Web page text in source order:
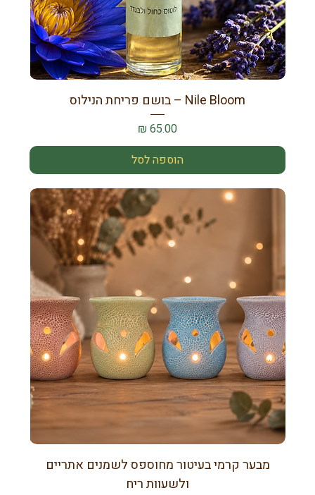
Nile Bloom – בושם פריחת הנילוס
מחיר
הוספה לסל
מבער קרמי בעיטור מחוספס לשמנים אתריים
ולשעוות ריח